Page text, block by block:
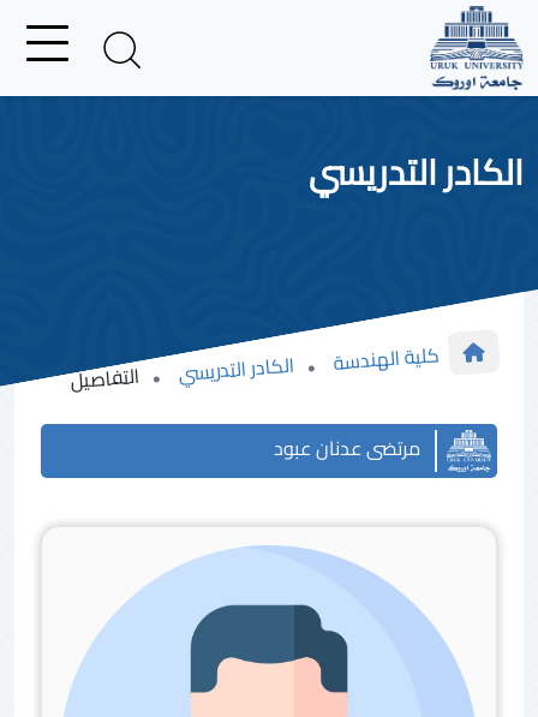
الكادر التدريسي
كلية الهندسة الكادر التدريسي التفاصيل
مرتضى عدنان عبود